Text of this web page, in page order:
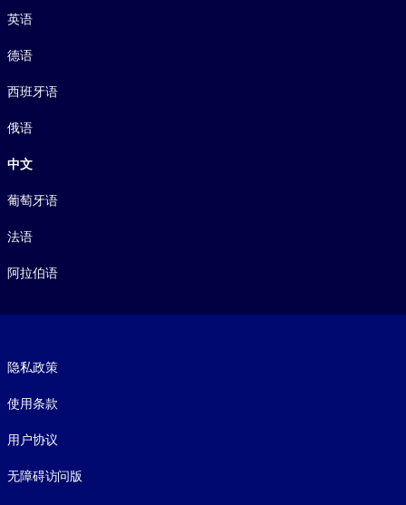
英语
德语
西班牙语
俄语
中文
葡萄牙语
法语
阿拉伯语
隐私政策
使用条款
用户协议
无障碍访问版